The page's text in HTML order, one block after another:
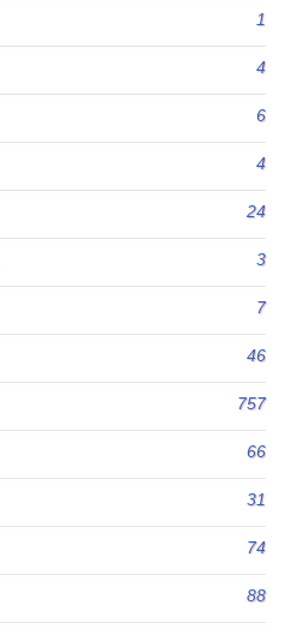
1
4
6
4
24
3
7
46
757
66
31
74
88